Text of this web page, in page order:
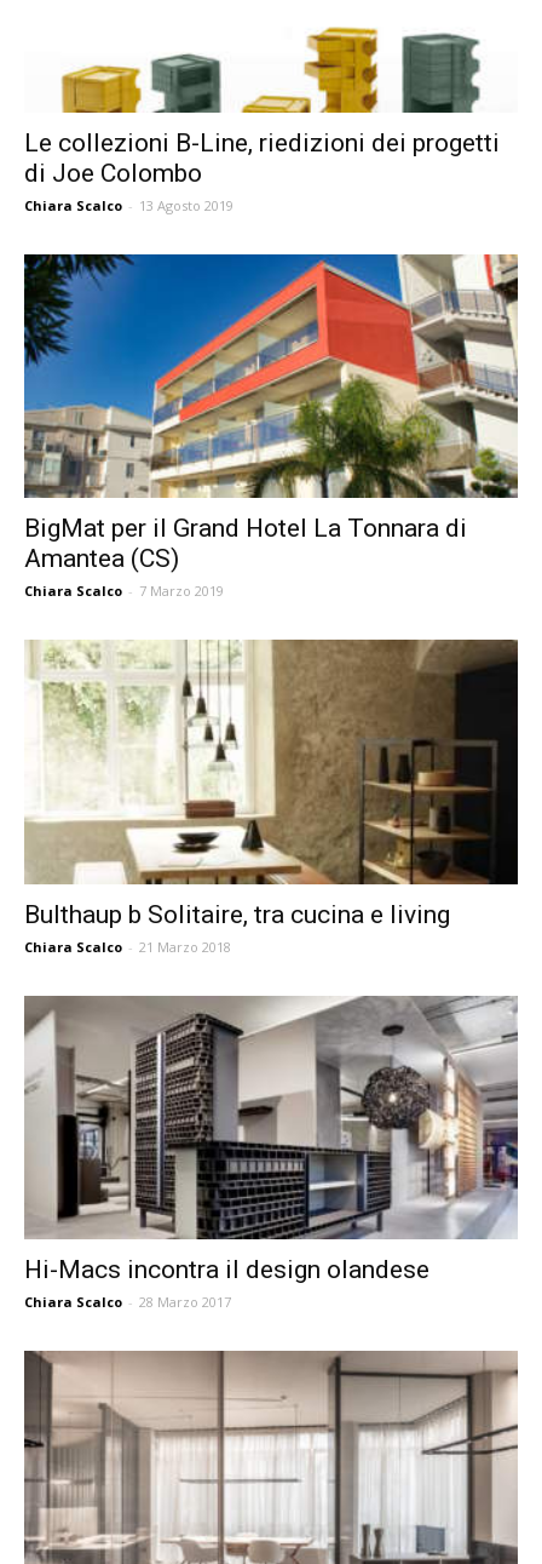
Le collezioni B-Line, riedizioni dei progetti
di Joe Colombo
Chiara Scalco - 13 Agosto 2019
BigMat per il Grand Hotel La Tonnara di
Amantea (CS)
Chiara Scalco - 7 Marzo 2019
Bulthaup b Solitaire, tra cucina e living
Chiara Scalco - 21 Marzo 2018
Hi-Macs incontra il design olandese
Chiara Scalco - 28 Marzo 2017